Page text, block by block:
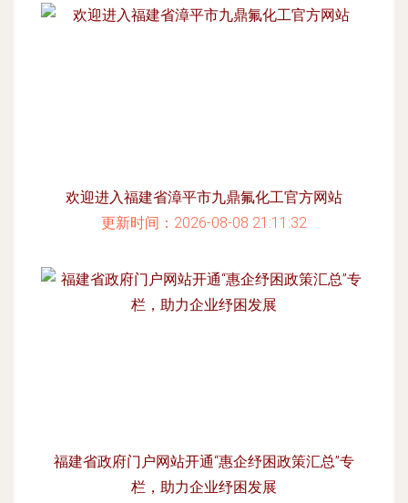
欢迎进入福建省漳平市九鼎氟化工官方网站
更新时间：2026-08-08 21:11:32
福建省政府门户网站开通“惠企纾困政策汇总”专
栏，助力企业纾困发展